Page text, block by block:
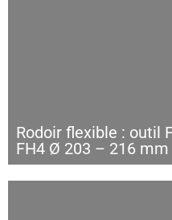
Rodoir flexible : outil
FH4 Ø 203 – 216